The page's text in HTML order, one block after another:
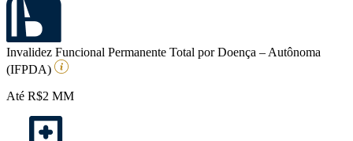
Invalidez Funcional Permanente Total por Doença – Autônoma
(IFPDA)
Até R$2 MM